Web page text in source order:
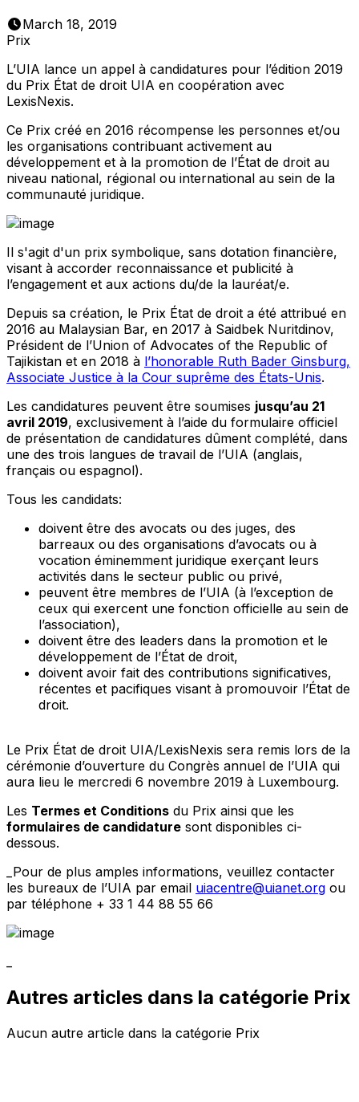
March 18, 2019
Prix
L’UIA lance un appel à candidatures pour l’édition 2019
du Prix État de droit UIA en coopération avec
LexisNexis.
Ce Prix créé en 2016 récompense les personnes et/ou
les organisations contribuant activement au
développement et à la promotion de l’État de droit au
niveau national, régional ou international au sein de la
communauté juridique.
Il s'agit d'un prix symbolique, sans dotation financière,
visant à accorder reconnaissance et publicité à
l’engagement et aux actions du/de la lauréat/e.
Depuis sa création, le Prix État de droit a été attribué en
2016 au Malaysian Bar, en 2017 à Saidbek Nuritdinov,
Président de l’Union of Advocates of the Republic of
Tajikistan et en 2018 à l’honorable Ruth Bader Ginsburg,
Associate Justice à la Cour suprême des États-Unis.
Les candidatures peuvent être soumises jusqu’au 21
avril 2019, exclusivement à l’aide du formulaire officiel
de présentation de candidatures dûment complété, dans
une des trois langues de travail de l’UIA (anglais,
français ou espagnol).
Tous les candidats:
doivent être des avocats ou des juges, des
barreaux ou des organisations d’avocats ou à
vocation éminemment juridique exerçant leurs
activités dans le secteur public ou privé,
peuvent être membres de l’UIA (à l’exception de
ceux qui exercent une fonction officielle au sein de
l’association),
doivent être des leaders dans la promotion et le
développement de l’État de droit,
doivent avoir fait des contributions significatives,
récentes et pacifiques visant à promouvoir l’État de
droit.
Le Prix État de droit UIA/LexisNexis sera remis lors de la
cérémonie d’ouverture du Congrès annuel de l’UIA qui
aura lieu le mercredi 6 novembre 2019 à Luxembourg.
Les Termes et Conditions du Prix ainsi que les
formulaires de candidature sont disponibles ci-
dessous.
_Pour de plus amples informations, veuillez contacter
les bureaux de l’UIA par email uiacentre@uianet.org ou
par téléphone + 33 1 44 88 55 66
Autres articles dans la catégorie Prix
Aucun autre article dans la catégorie Prix